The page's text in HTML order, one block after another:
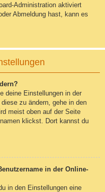
Administration aktiviert
Abmeldung hast, kann es
deine Einstellungen in der
zu ändern, gehe in den
meist oben auf der Seite
klickst. Dort kannst du
in der Online-
in den Einstellungen eine